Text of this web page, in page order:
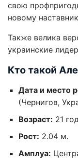
свою
новому
Также велика
украинские
Кто такой
Дата и место
(Чернигов,
Возраст: 21
Рост: 2.04 м.
Амплуа: